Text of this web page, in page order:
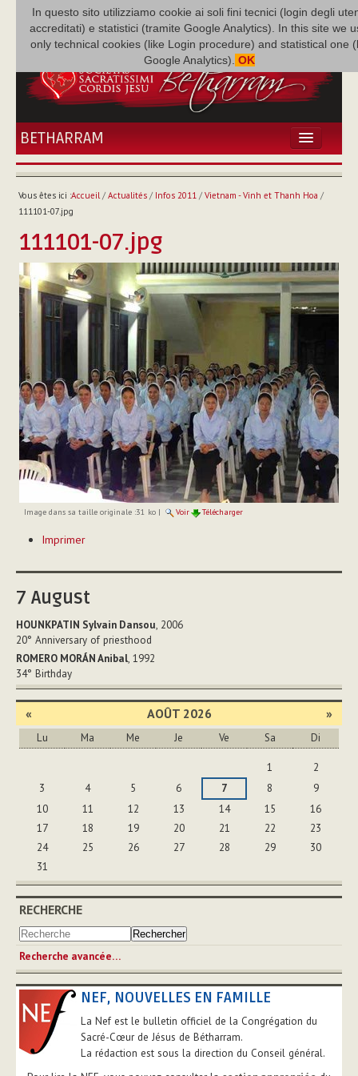
In questo sito utilizziamo cookie ai soli fini tecnici (login degli
accreditati) e statistici (tramite Google Analytics). In this site we
only technical cookies (like Login procedure) and statistical one
Google Analytics). OK
BETHARRAM
ACCUEIL
BÉTHARRAM
MISSION
NEF
MULTIMÉDIA
P. AUGUSTE ETCHÉCOPAR
Vous êtes ici :Accueil/ Actualités/ Infos 2011/ Vietnam - Vinh et Thanh Hoa /
111101-07.jpg
111101-07.jpg
Image dans sa taille originale :31 ko| Voir Télécharger
sur
document
Imprimer
7 August
HOUNKPATIN Sylvain Dansou, 2006
20° Anniversary of priesthood
ROMERO MORÁN Anibal, 1992
34° Birthday
« AOÛT 2026 »
Lu Ma Me Je Ve Sa Di
1
2
3
4 5 6 7 8
9
10
11 12 13 14 15
16
17
18 19 20 21 22
23
24
25 26 27 28 29
30
31
RECHERCHE
Recherche avancée…
NEF, NOUVELLES EN FAMILLE
La Nef est le bulletin officiel de la Congrégation du
Sacré-Cœur de Jésus de Bétharram.
La rédaction est sous la direction du Conseil général.